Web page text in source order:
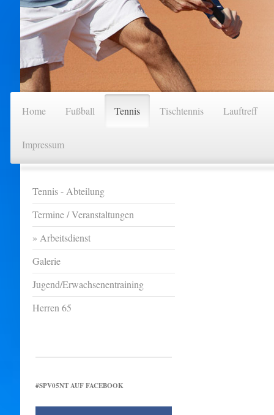
Home Fußball Tennis Tischtennis Lauftreff
Impressum
Tennis - Abteilung
Termine / Veranstaltungen
Arbeitsdienst
Galerie
Jugend/Erwachsenentraining
Herren 65
#SPV05NT AUF FACEBOOK